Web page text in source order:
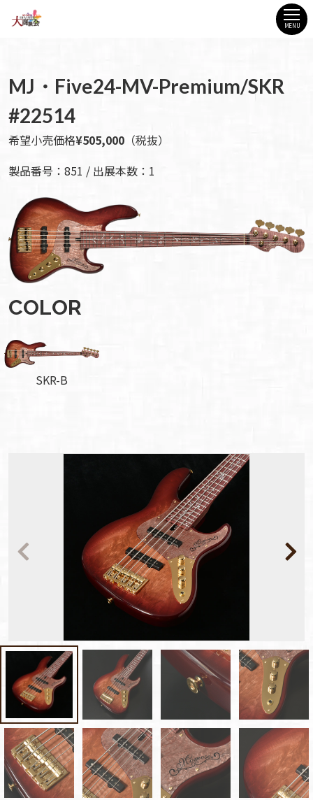
MENU
MJ・Five24-MV-Premium/SKR
#22514
希望小売価格¥505,000 （税抜）
製品番号：851 / 出展本数：1
COLOR
SKR-B